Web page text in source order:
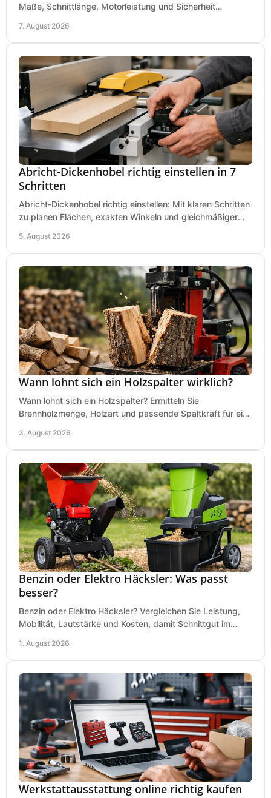
Maße, Schnittlänge, Motorleistung und Sicherheit
7. August 2026
Abricht-Dickenhobel richtig einstellen in 7
Schritten
Abricht-Dickenhobel richtig einstellen: Mit klaren Schritten
zu planen Flächen, exakten Winkeln und gleichmäßiger
5. August 2026
Wann lohnt sich ein Holzspalter wirklich?
Wann lohnt sich ein Holzspalter? Ermitteln Sie
Brennholzmenge, Holzart und passende Spaltkraft für eine
3. August 2026
Benzin oder Elektro Häcksler: Was passt
besser?
Benzin oder Elektro Häcksler? Vergleichen Sie Leistung,
Mobilität, Lautstärke und Kosten, damit Schnittgut im
1. August 2026
Werkstattausstattung online richtig kaufen